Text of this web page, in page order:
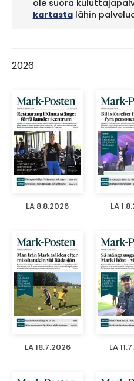
ole suora
kartastalähin
2026
LA 8.8.2026 LA
LA 18.7.2026 LA